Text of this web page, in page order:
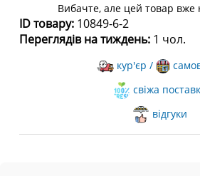
Вибачте, але цей товар вже
ID товару: 10849-6-2
Переглядів на тиждень: 1 чол.
кур'єр /
свіжа
відгуки